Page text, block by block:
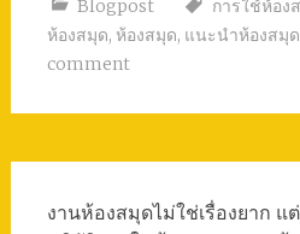
Blogpost การใช้ห้อง
ห้องสมุด, ห้องสมุด, แนะนำห้องสมุด
comment
งานห้องสมุดไม่ใช่เรื่องยาก แ